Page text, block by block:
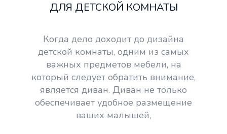
ДЛЯ ДЕТСКОЙ КОМНАТЫ
Когда дело доходит до дизайна
детской комнаты, одним из самых
важных предметов мебели, на
который следует обратить внимание,
является диван. Диван не только
обеспечивает удобное размещение
ваших малышей,